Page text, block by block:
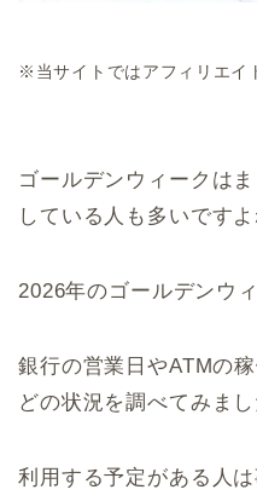
※当サイトではアフィリエイ
ゴールデンウィークは
している人も多いですよ
2026年のゴールデンウ
銀行の営業日やATMの
どの状況を調べてみまし
利用する予定がある人